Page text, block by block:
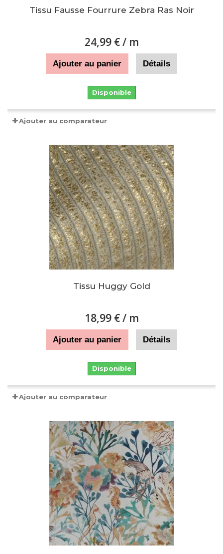
Tissu Fausse Fourrure Zebra Ras Noir
24,99 €/ m
Ajouter au panier Détails
Disponible
Ajouter au comparateur
Tissu Huggy Gold
18,99 €/ m
Ajouter au panier Détails
Disponible
Ajouter au comparateur